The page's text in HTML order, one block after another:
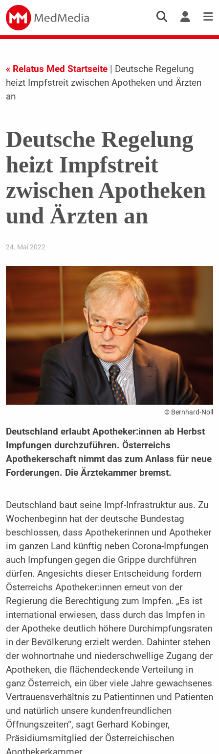
« Relatus Med Startseite| Deutsche Regelung
heizt Impfstreit zwischen Apotheken und Ärzten
an
Deutsche Regelung
heizt Impfstreit
zwischen Apotheken
und Ärzten an
24. Mai 2022
© Bernhard-Noll
Deutschland erlaubt Apotheker:innen ab Herbst
Impfungen durchzuführen. Österreichs
Apothekerschaft nimmt das zum Anlass für neue
Forderungen. Die Ärztekammer bremst.
Deutschland baut seine Impf-Infrastruktur aus. Zu
Wochenbeginn hat der deutsche Bundestag
beschlossen, dass Apothekerinnen und Apotheker
im ganzen Land künftig neben Corona-Impfungen
auch Impfungen gegen die Grippe durchführen
dürfen. Angesichts dieser Entscheidung fordern
Österreichs Apotheker:innen erneut von der
Regierung die Berechtigung zum Impfen. „Es ist
international erwiesen, dass durch das Impfen in
der Apotheke deutlich höhere Durchimpfungsraten
in der Bevölkerung erzielt werden. Dahinter stehen
der wohnortnahe und niederschwellige Zugang der
Apotheken, die flächendeckende Verteilung in
ganz Österreich, ein über viele Jahre gewachsenes
Vertrauensverhältnis zu Patientinnen und Patienten
und natürlich unsere kundenfreundlichen
Öffnungszeiten“, sagt Gerhard Kobinger,
Präsidiumsmitglied der Österreichischen